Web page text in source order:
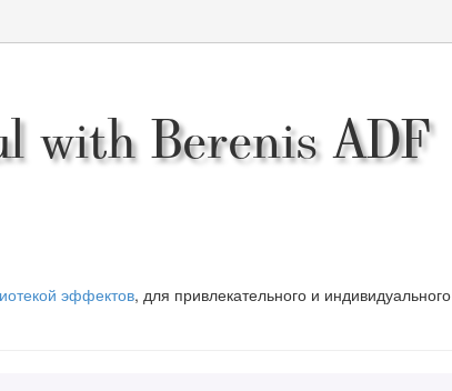
with Berenis ADF
эффектов, для привлекательного и индивидуального